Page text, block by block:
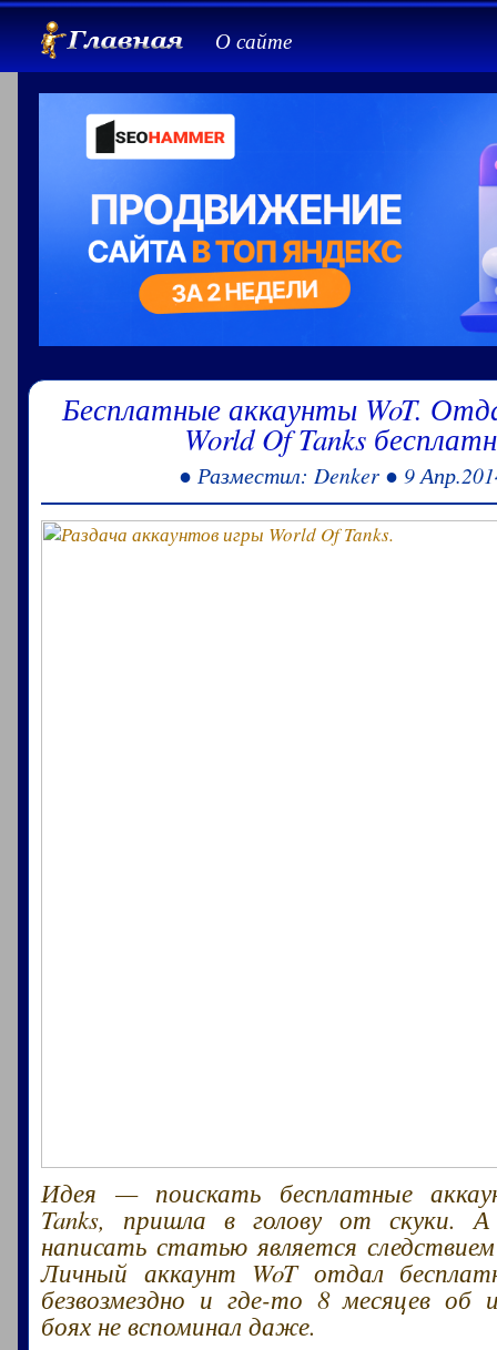
О сайте
Бесплатные аккаунты WoT.
World Of Tanks
● Разместил: Denker ● 9
Идея — поискать бесплатные
Tanks, пришла в голову от скуки.
написать статью является
Личный аккаунт WoT отдал
безвозмездно и где-то 8 месяцев об
боях не вспоминал даже.